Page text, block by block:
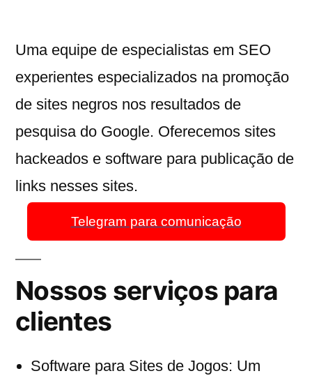
Uma equipe de especialistas em SEO
experientes especializados na promoção
de sites negros nos resultados de
pesquisa do Google. Oferecemos sites
hackeados e software para publicação de
links nesses sites.
Telegram para comunicação
Nossos serviços para
clientes
Software para Sites de Jogos: Um